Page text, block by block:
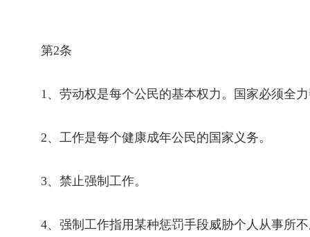
第2条
1、劳动权是每个公民的基本权力。国家必须全
2、工作是每个健康成年公民的国家义务。
3、禁止强制工作。
4、强制工作指用某种惩罚手段威胁个人从事所